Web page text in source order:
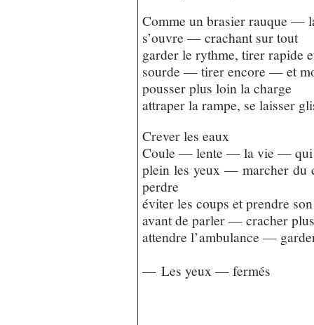
Comme un brasier rauque —
s’ouvre — crachant sur tout
garder le rythme, tirer rapide
sourde — tirer encore — et
pousser plus loin la charge
attraper la rampe, se laisser
Crever les eaux
Coule — lente — la vie — qui
plein les yeux — marcher du
perdre
éviter les coups et prendre
avant de parler — cracher
attendre l’ambulance —
— Les yeux — fermés